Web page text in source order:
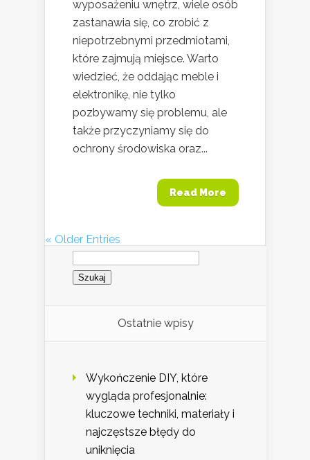
wyposażeniu wnętrz, wiele osób
zastanawia się, co zrobić z
niepotrzebnymi przedmiotami,
które zajmują miejsce. Warto
wiedzieć, że oddając meble i
elektronikę, nie tylko
pozbywamy się problemu, ale
także przyczyniamy się do
ochrony środowiska oraz...
Read More
« Older Entries
Szukaj:
Ostatnie wpisy
Wykończenie DIY, które
wygląda profesjonalnie:
kluczowe techniki, materiały i
najczęstsze błędy do
uniknięcia